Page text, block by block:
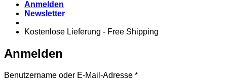
Anmelden
Newsletter
Kostenlose Lieferung - Free Shipping
Anmelden
Benutzername oder E-Mail-Adresse *Erforderlich